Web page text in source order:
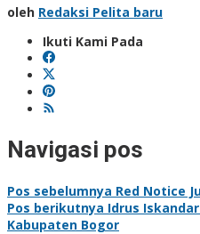
oleh Redaksi Pelita baru
Ikuti Kami Pada
Navigasi pos
Pos sebelumnya Red Notice
Pos berikutnya Idrus
Kabupaten Bogor